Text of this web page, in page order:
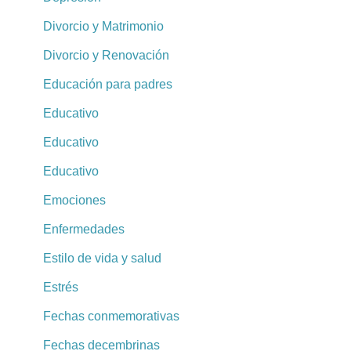
Divorcio y Matrimonio
Divorcio y Renovación
Educación para padres
Educativo
Educativo
Educativo
Emociones
Enfermedades
Estilo de vida y salud
Estrés
Fechas conmemorativas
Fechas decembrinas